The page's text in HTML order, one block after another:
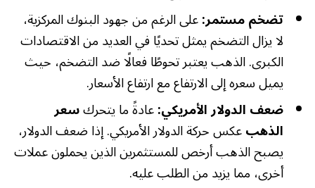
تضخم مستمر:على الرغم من جهود البنوك المركزية،
لا يزال التضخم يمثل تحديًا في العديد من الاقتصادات
الكبرى. الذهب يعتبر تحوطًا فعالًا ضد التضخم، حيث
يميل سعره إلى الارتفاع مع ارتفاع الأسعار.
ضعف الدولار الأمريكي:عادةً ما يتحركسعر
الذهبعكس حركة الدولار الأمريكي. إذا ضعف الدولار،
يصبح الذهب أرخص للمستثمرين الذين يحملون عملات
أخرى، مما يزيد من الطلب عليه.